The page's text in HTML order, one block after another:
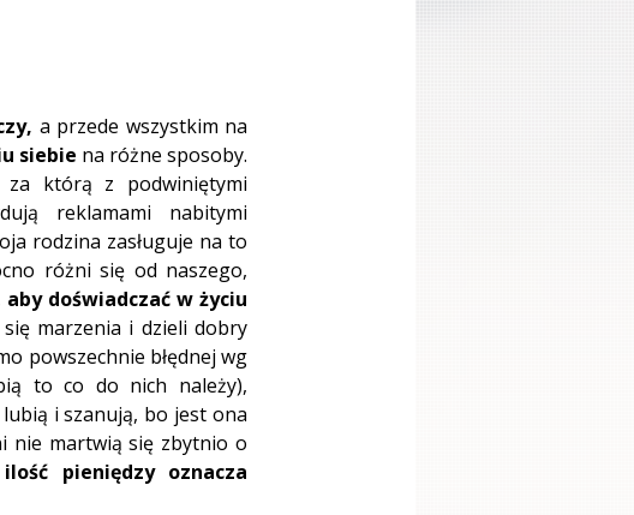
a przede wszystkim na
siebie na różne sposoby.
za którą z podwiniętymi
reklamami nabitymi
rodzina zasługuje na to
różni się od naszego,
doświadczać w życiu
marzenia i dzieli dobry
powszechnie błędnej wg
to co do nich należy),
i szanują, bo jest ona
nie martwią się zbytnio o
pieniędzy oznacza